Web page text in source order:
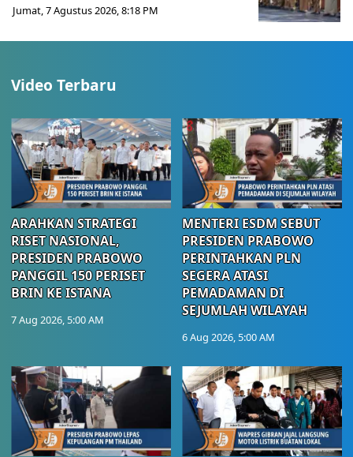
Jumat, 7 Agustus 2026, 8:18 PM
Video Terbaru
ARAHKAN STRATEGI
RISET NASIONAL,
PRESIDEN PRABOWO
PANGGIL 150 PERISET
BRIN KE ISTANA
7 Aug 2026, 5:00 AM
MENTERI ESDM SEBUT
PRESIDEN PRABOWO
PERINTAHKAN PLN
SEGERA ATASI
PEMADAMAN DI
SEJUMLAH WILAYAH
6 Aug 2026, 5:00 AM